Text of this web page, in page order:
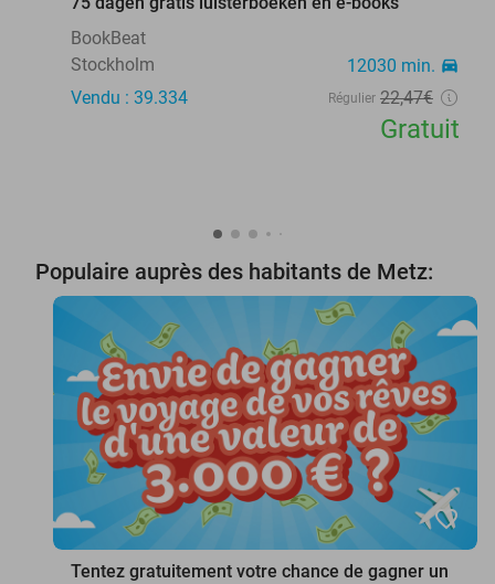
BookBeat
Stockholm
12030 min. directions_car
Vendu : 39.334 Régulier 22,47€
Gratuit
Populaire auprès des habitants de Metz:
favorite_border
Tentez gratuitement votre chance de gagner un